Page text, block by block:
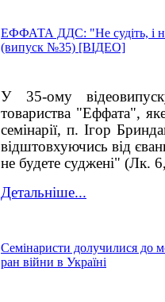
ЕФФАТА ДДС: "Не судіть, і
(випуск №35) [ВІДЕО]
У 35-ому
товариства "Еффата",
семінарії, п. Ігор
відштовхуючись від
не будете суджені" (Лк.
Детальніше...
Семінаристи долучилися до
ран війни в Україні